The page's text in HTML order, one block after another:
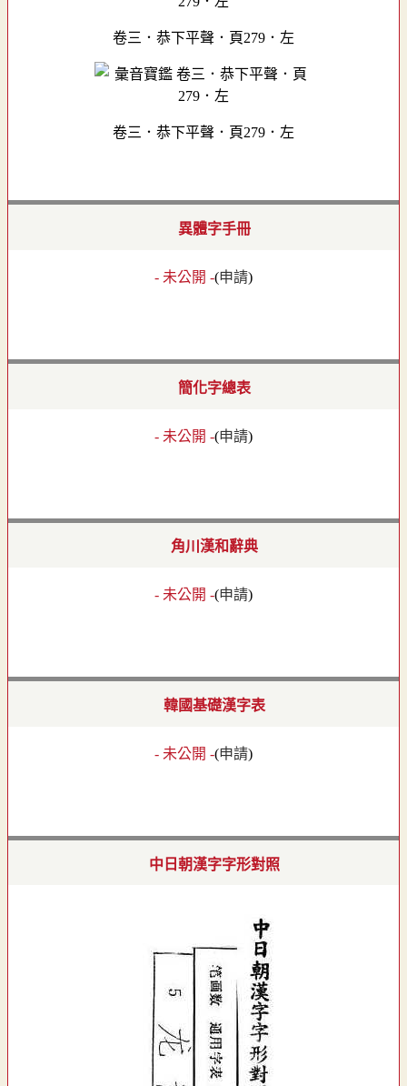
卷三．恭下平聲．頁279．左
卷三．恭下平聲．頁279．左
異體字手冊
- 未公開 -(申請)
簡化字總表
- 未公開 -(申請)
角川漢和辭典
- 未公開 -(申請)
韓國基礎漢字表
- 未公開 -(申請)
中日朝漢字字形對照